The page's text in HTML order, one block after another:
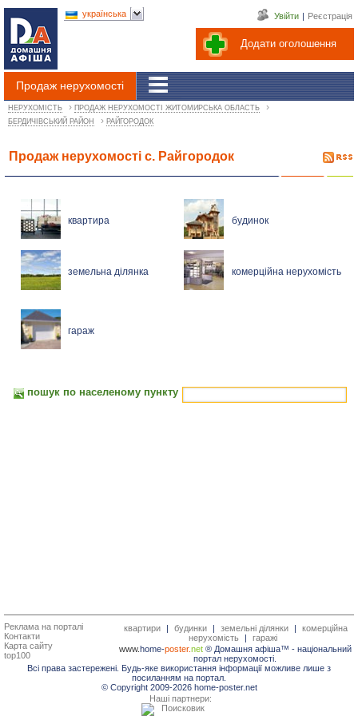
Додати оголошення
Увійти | Реєстрація
Продаж нерухомості
українська
НЕРУХОМІСТЬ › ПРОДАЖ НЕРУХОМОСТІ ЖИТОМИРСЬКА ОБЛАСТЬ ›
БЕРДИЧІВСЬКИЙ РАЙОН › РАЙГОРОДОК
Продаж нерухомості с. Райгородок
квартира будинок
земельна ділянка комерційна нерухомість
гараж
пошук по населеному пункту
Реклама на порталі
Контакти
Карта сайту
top100
квартири | будинки | земельні ділянки |
комерційна
нерухомість
|
гаражі
www.home-poster.net® Домашня афіша™ - національний
портал нерухомості.
Всі права застережені. Будь-яке використання інформації можливе лише з
посиланням на портал.
© Copyright 2009-2026 home-poster.net
Наші партнери: